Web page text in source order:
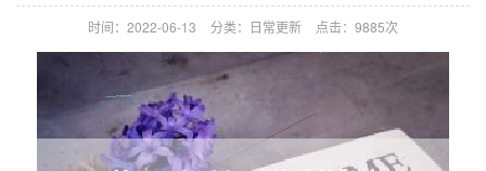
时间：2022-06-13 分类：日常更新 点击：9885次